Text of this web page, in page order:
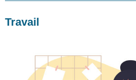
Travail